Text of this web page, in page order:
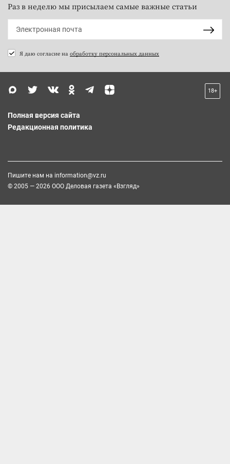
Раз в неделю мы присылаем самые важные статьи
Я даю согласие на обработку персональных данных
18+
Полная версия сайта
Редакционная политика
Пишите нам на information@vz.ru
© 2005 — 2026 ООО Деловая газета «Взгляд»